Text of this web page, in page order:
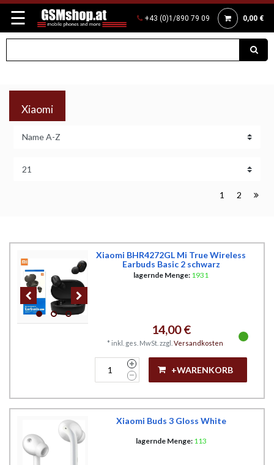
☰ +43 (0)1/890 79 09 0,00 €
Xiaomi
1 2
Xiaomi BHR4272GL Mi True Wireless
Earbuds Basic 2 schwarz
lagernde Menge: 1931
14,00 €
* inkl. ges. MwSt. zzgl. Versandkosten
+WARENKORB
Xiaomi Buds 3 Gloss White
lagernde Menge: 113